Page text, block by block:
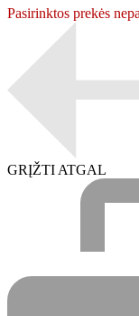
Pasirinktos prekės
GRĮŽTI ATGAL